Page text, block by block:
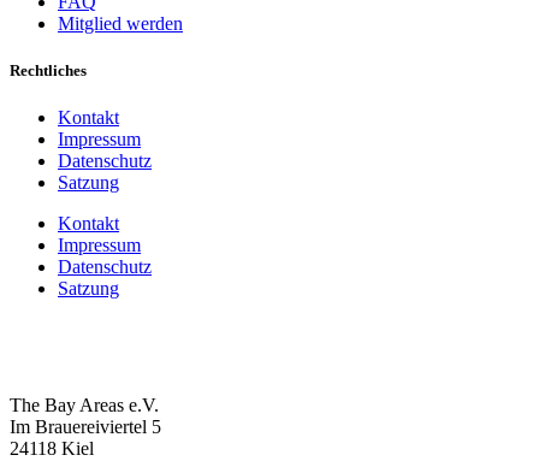
Mitglied werden
Rechtliches
Kontakt
Impressum
Datenschutz
Satzung
Kontakt
Impressum
Datenschutz
Satzung
The Bay Areas e.V.
Im Brauereiviertel 5
24118 Kiel